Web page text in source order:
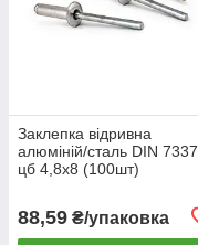
Заклепка відривна
алюміній/сталь DIN 7337
цб 4,8х8 (100шт)
88,59 ₴/упаковка